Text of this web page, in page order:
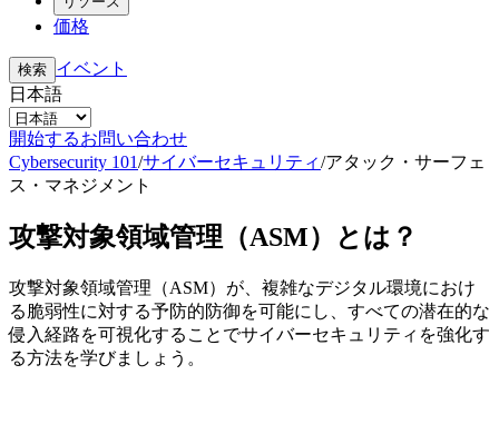
価格
検索 イベント
日本語
開始するお問い合わせ
Cybersecurity 101/サイバーセキュリティ/アタック・サーフェ
ス・マネジメント
攻撃対象領域管理（ASM）とは？
攻撃対象領域管理（ASM）が、複雑なデジタル環境におけ
る脆弱性に対する予防的防御を可能にし、すべての潜在的な
侵入経路を可視化することでサイバーセキュリティを強化す
る方法を学びましょう。